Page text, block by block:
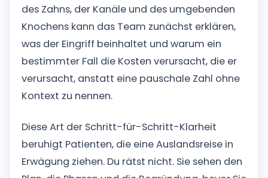
des Zahns, der Kanäle und des umgebenden
Knochens kann das Team zunächst erklären,
was der Eingriff beinhaltet und warum ein
bestimmter Fall die Kosten verursacht, die er
verursacht, anstatt eine pauschale Zahl ohne
Kontext zu nennen.
Diese Art der Schritt-für-Schritt-Klarheit
beruhigt Patienten, die eine Auslandsreise in
Erwägung ziehen. Du rätst nicht. Sie sehen den